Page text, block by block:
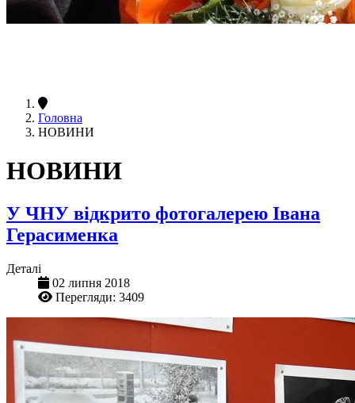
Головна
НОВИНИ
НОВИНИ
У ЧНУ відкрито фотогалерею Івана
Герасименка
Деталі
02 липня 2018
Перегляди: 3409